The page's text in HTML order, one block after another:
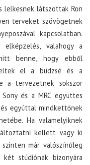
lelkesnek látszottak Ron
terveket szövögetnek
kapcsolatban.
valahogy a
benne, hogy ebből
el a büdzsé és a
a tervezetnek sokszor
és a MRC együttes
egyúttal mindkettőnek
Ha valamelyiknek
kellett vagy ki
már valószínűleg
stúdiónak bizonyára